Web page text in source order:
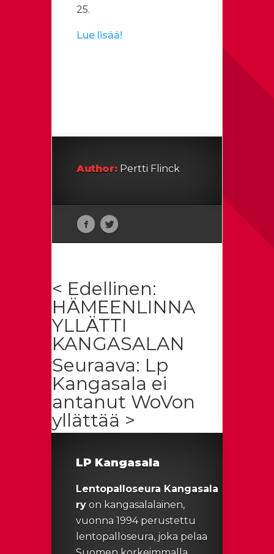
25.
Lue lisää!
Author: Pertti Flinck
< Edellinen:
HÄMEENLINNA
YLLÄTTI
KANGASALAN
Seuraava: Lp
Kangasala ei
antanut WoVon
yllättää >
LP Kangasala
Lentopalloseura Kangasala
ry on kangasalalainen,
vuonna 1994 perustettu
lentopalloseura, joka pelaa